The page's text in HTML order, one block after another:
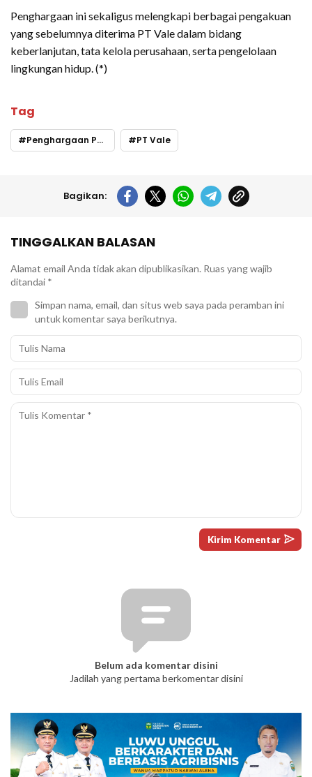
Penghargaan ini sekaligus melengkapi berbagai pengakuan
yang sebelumnya diterima PT Vale dalam bidang
keberlanjutan, tata kelola perusahaan, serta pengelolaan
lingkungan hidup. (*)
Tag
Penghargaan PT Vale PT Vale
Bagikan:
TINGGALKAN BALASAN
Alamat email Anda tidak akan dipublikasikan. Ruas yang wajib
ditandai *
Simpan nama, email, dan situs web saya pada peramban ini
untuk komentar saya berikutnya.
Belum ada komentar disini
Jadilah yang pertama berkomentar disini